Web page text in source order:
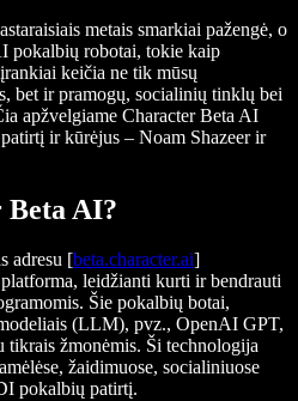
metais smarkiai pažengė, o
pokalbių robotai, tokie kaip
keičia ne tik mūsų
bet ir pramogų, socialinių tinklų bei
apžvelgiame Character Beta AI
ir kūrėjus – Noam Shazeer ir
AI?
adresu [beta.character.ai]
leidžianti kurti ir bendrauti
Šie pokalbių botai,
(LLM), pvz., OpenAI GPT,
tikrais žmonėmis. Ši technologija
žaidimuose, socialiniuose
pokalbių patirtį.